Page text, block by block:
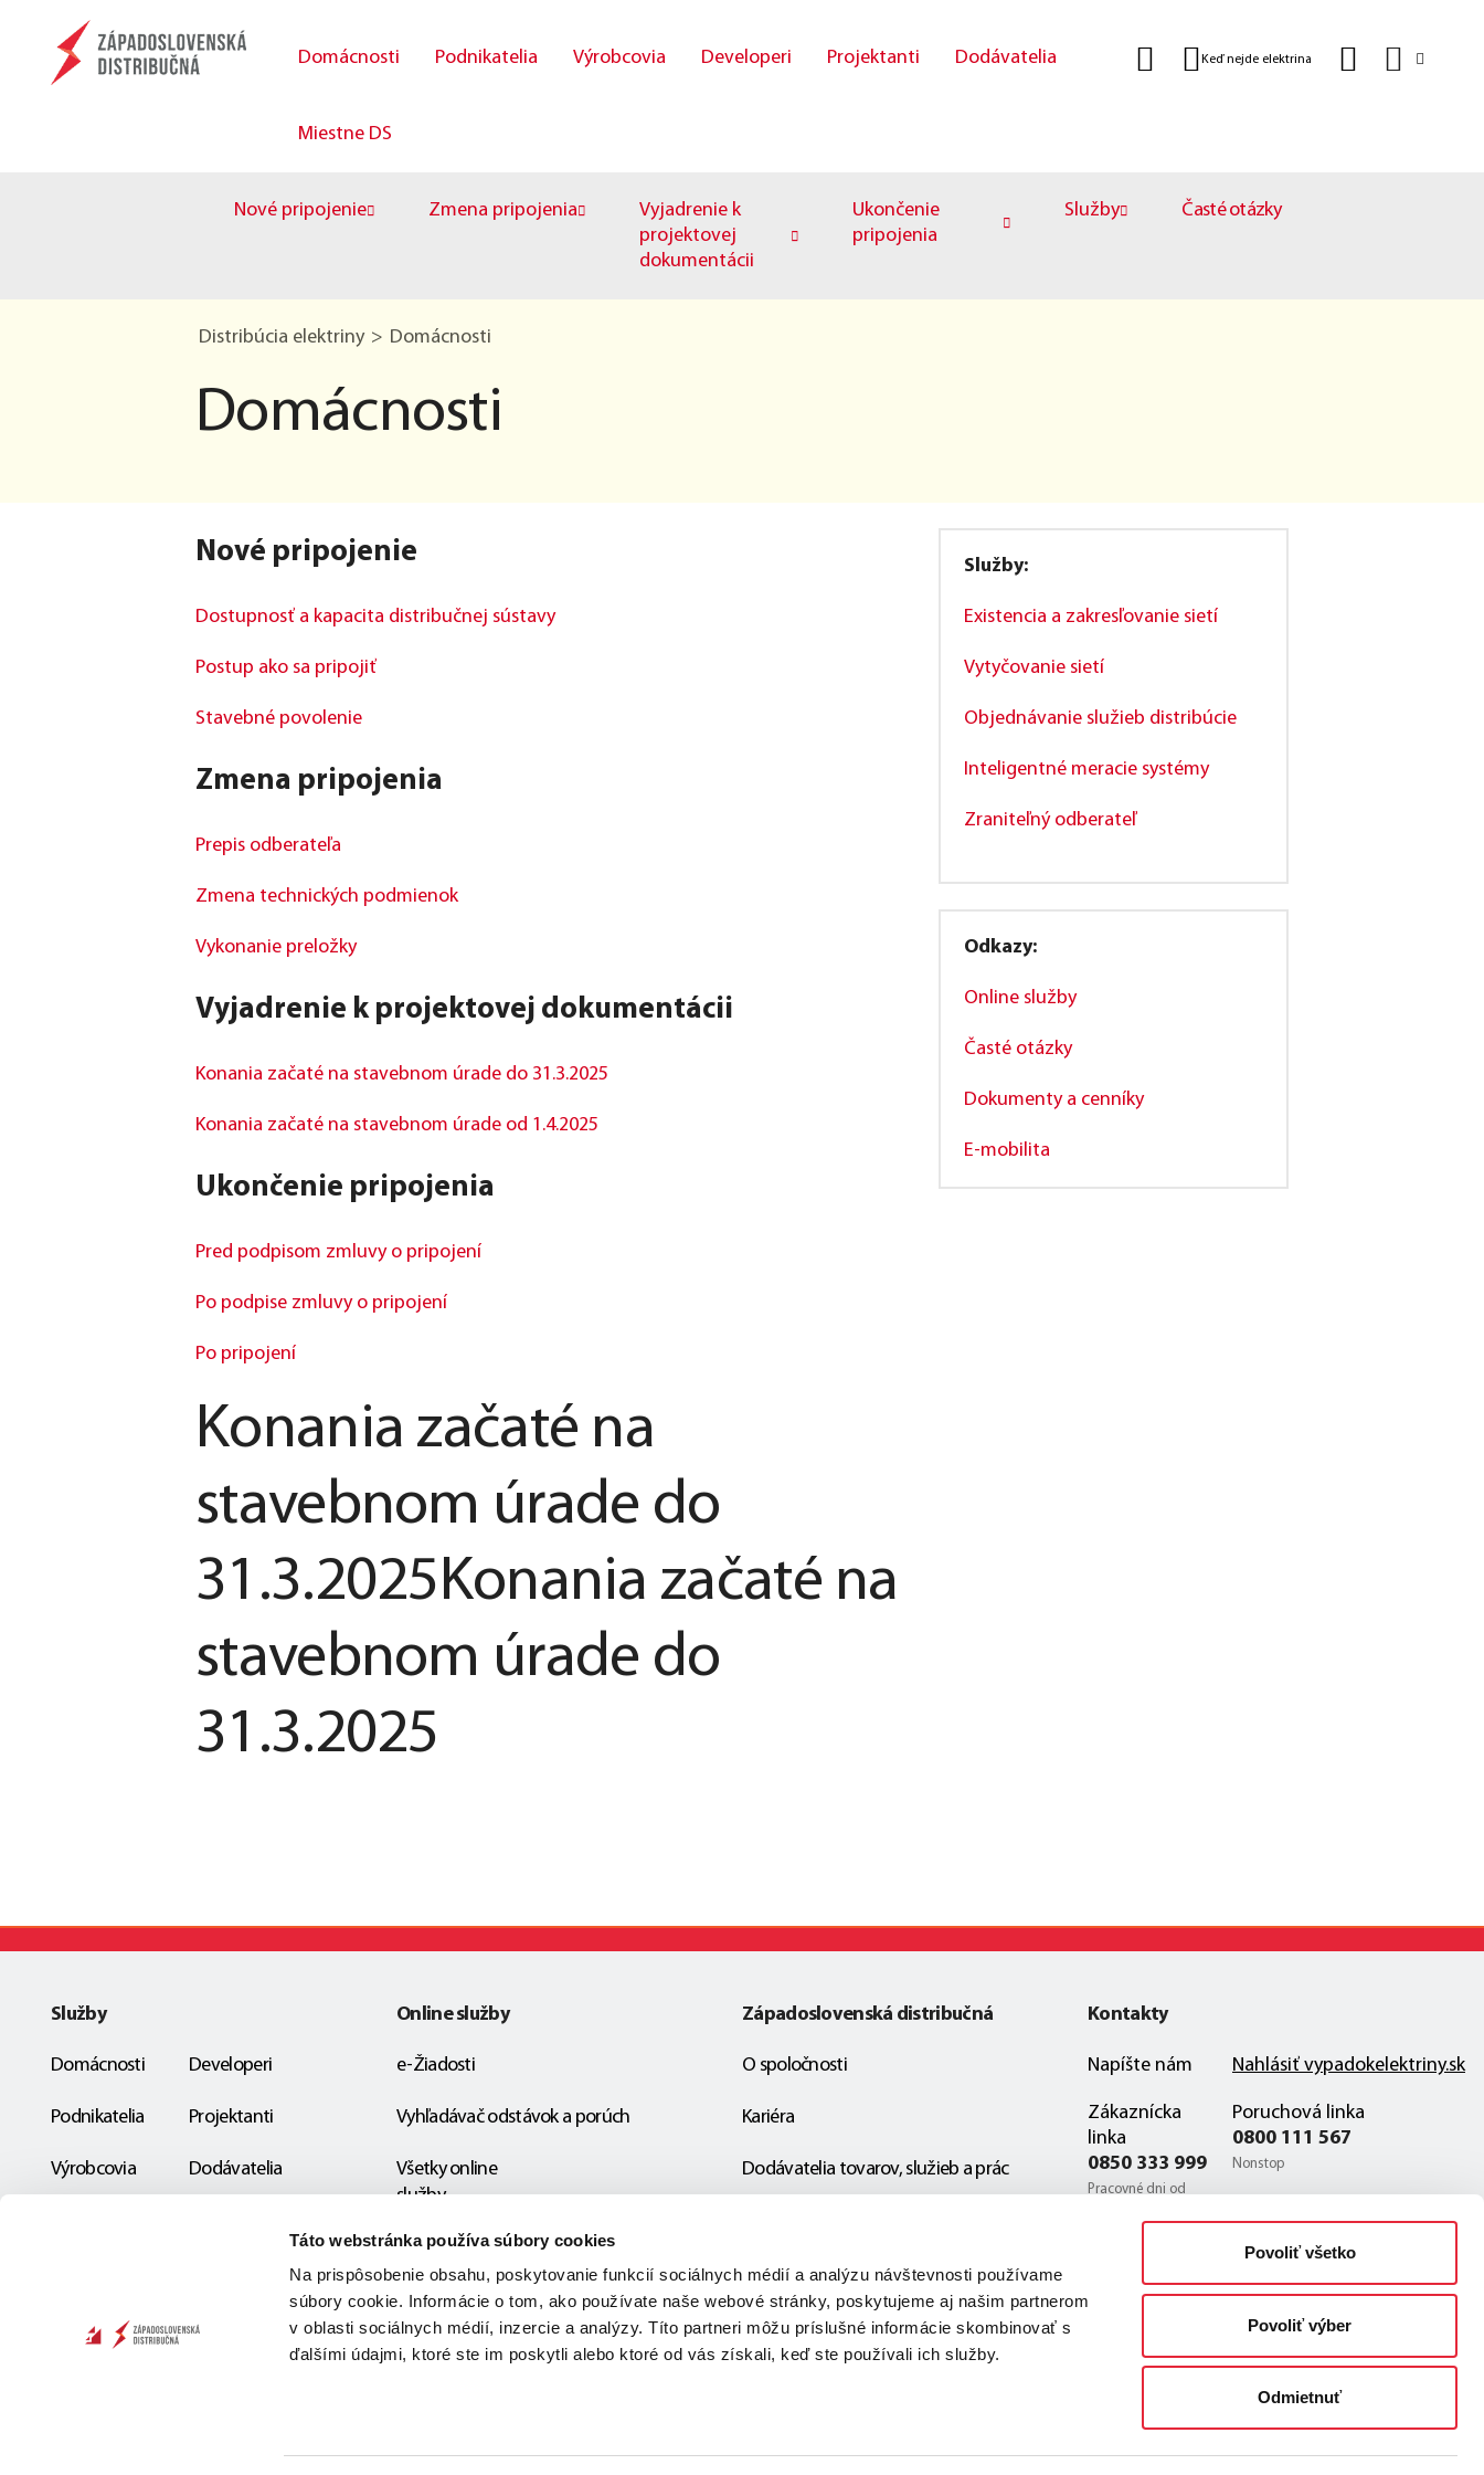
Táto webstránka používa súbory cookies
Na prispôsobenie obsahu, poskytovanie funkcií sociálnych médií a analýzu návštevnosti používame
súbory cookie. Informácie o tom, ako používate naše webové stránky, poskytujeme aj našim partnerom
v oblasti sociálnych médií, inzercie a analýzy. Títo partneri môžu príslušné informácie skombinovať s
ďalšími údajmi, ktoré ste im poskytli alebo ktoré od vás získali, keď ste používali ich služby.
Povoliť všetko
Povoliť výber
Odmietnuť
Domácnosti Podnikatelia Výrobcovia Developeri Projektanti Dodávatelia
Miestne DS
Keď nejde elektrina
Nové pripojenie Zmena pripojenia
Vyjadrenie k
projektovej
dokumentácii
Ukončenie
pripojenia
Služby Časté otázky
Distribúcia elektriny Domácnosti
Domácnosti
Nové pripojenie
Dostupnosť a kapacita distribučnej sústavy
Postup ako sa pripojiť
Stavebné povolenie
Zmena pripojenia
Prepis odberateľa
Zmena technických podmienok
Vykonanie preložky
Vyjadrenie k projektovej dokumentácii
Konania začaté na stavebnom úrade do 31.3.2025
Konania začaté na stavebnom úrade od 1.4.2025
Ukončenie pripojenia
Pred podpisom zmluvy o pripojení
Po podpise zmluvy o pripojení
Po pripojení
Konania začaté na
stavebnom úrade do
31.3.2025Konania začaté na
stavebnom úrade do
31.3.2025
Služby:
Existencia a zakresľovanie sietí
Vytyčovanie sietí
Objednávanie služieb distribúcie
Inteligentné meracie systémy
Zraniteľný odberateľ
Odkazy:
Online služby
Časté otázky
Dokumenty a cenníky
E-mobilita
Služby
Domácnosti
Podnikatelia
Výrobcovia
Developeri
Projektanti
Dodávatelia
Online služby
e-Žiadosti
Vyhľadávač odstávok a porúch
Všetky online
služby
Západoslovenská distribučná
O spoločnosti
Kariéra
Dodávatelia tovarov, služieb a prác
EÚ projekty
Ochrana osobných údajov
Kontakty
Napíšte nám
Zákaznícka
linka
0850 333 999
Pracovné dni od
zo zahraničia
Nahlásiť vypadokelektriny.sk
Poruchová linka
0800 111 567
Nonstop